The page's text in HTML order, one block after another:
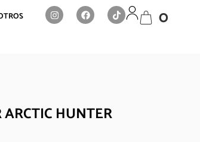
0
HUNTER